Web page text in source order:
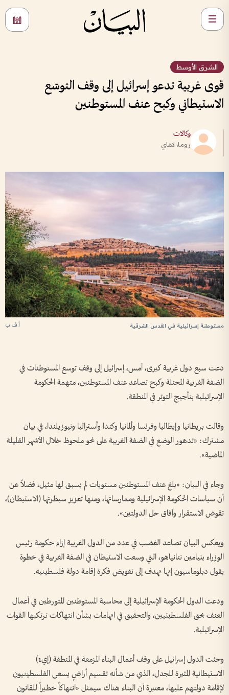
الشرق الأوسط
قوى غربية تدعو إسرائيل إلى وقف التوسّع
الاستيطاني وكبح عنف المستوطنين
وكالات
روما، لاهاي
أ.ف.ب مستوطنة إسرائيلية في القدس الشرقية
دعت ​سبع دول غربية كبرى، أمس، إسرائيل إلى ​وقف توسع المستوطنات في
الضفة الغربية المحتلة وكبح تصاعد عنف المستوطنين، متهمة الحكومة
الإسرائيلية بتأجيج التوتر في المنطقة.
وقالت بريطانيا وإيطاليا وفرنسا وألمانيا وكندا وأستراليا ونيوزيلندا، في بيان
مشترك: «تدهور الوضع ⁠في الضفة الغربية على نحو ملحوظ خلال الأشهر القليلة
الماضية».
وجاء في البيان: «بلغ عنف المستوطنين مستويات لم يسبق لها مثيل، فضلاً عن
أن سياسات الحكومة الإسرائيلية وممارساتها، ومنها تعزيز سيطرتها (الاستيطان)،
تقوض الاستقرار وآفاق حل الدولتين».
ويعكس البيان تصاعد الغضب في عدد من الدول الغربية إزاء حكومة رئيس
الوزراء بنيامين نتانياهو، التي وسعت الاستيطان في الضفة الغربية في ​خطوة
يقول دبلوماسيون إنها ​تهدف إلى تقويض فكرة ⁠إقامة دولة فلسطينية.
ودعت الدول الحكومة الإسرائيلية إلى محاسبة المستوطنين المتورطين في أعمال
العنف بحق الفلسطينيين، ​والتحقيق ⁠في اتهامات بشأن ⁠انتهاكات ترتكبها القوات
الإسرائيلية.
وحثت الدول إسرائيل على وقف أعمال البناء المزمعة في المنطقة (إي1)
⁠الاستيطانية المثيرة للجدل، الذي من شأنه تقسيم أراضٍ يسعى الفلسطينيون
لإقامة دولتهم عليها، معتبرة أن البناء هناك سيمثل «انتهاكاً خطيراً للقانون